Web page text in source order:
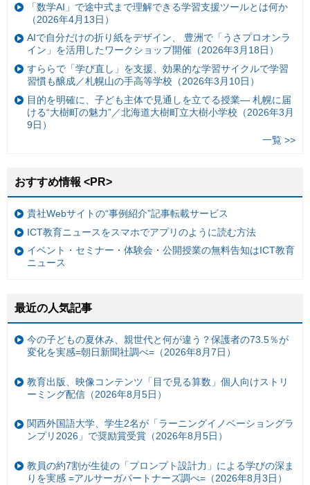
「数学AI」で途中式まで理解できる学習支援ツールとは何か
（2026年4月13日）
AIで自分だけの折り紙をデザイン、 豊洲で「うさプロオンラ
イン」を活用したワークショップ開催（2026年3月18日）
すららで「学び直し」を支援、効果的な学習サイクルで学習
習慣も醸成／札幌山の手高等学校（2026年3月10日）
目的を明確に、子ども主体で見通しを立てる授業— 札幌に届
ける“大樹町の魅力”／北海道大樹町立大樹小学校（2026年3月
9日）
一覧 >>
おすすめ情報 <PR>
貴社Webサイトの“事例紹介”記事転載サービス
ICT教育ニュースをスマホでアプリのように読む方法
イベント・セミナー・体験会・公開授業の無料告知はICT教育
ニュース
最近の人気記事
今の子どもの夏休み、親世代と何が違う？保護者の73.5％が
変化を実感=朝日新聞社調べ=（2026年8月7日）
教育出版、映像コンテンツ「目で見る算数」個人向けストリ
ーミング配信（2026年8月5日）
関西外国語大学、学生2名が「ラーニングイノベーショングラ
ンプリ2026」で奨励賞受賞（2026年8月5日）
教員の約7割が生徒の「プロンプト設計力」による学びの深ま
りを実感 =アルサーガパートナーズ調べ=（2026年8月3日）